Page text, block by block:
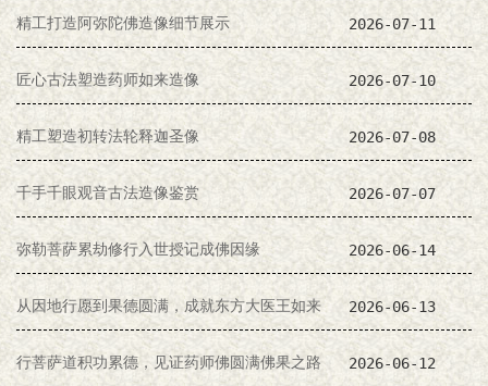
精工打造阿弥陀佛造像细节展示 2026-07-11
匠心古法塑造药师如来造像 2026-07-10
精工塑造初转法轮释迦圣像 2026-07-08
千手千眼观音古法造像鉴赏 2026-07-07
弥勒菩萨累劫修行入世授记成佛因缘 2026-06-14
从因地行愿到果德圆满，成就东方大医王如来 2026-06-13
行菩萨道积功累德，见证药师佛圆满佛果之路 2026-06-12